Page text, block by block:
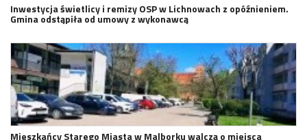
Inwestycja świetlicy i remizy OSP w Lichnowach z opóźnieniem.
Gmina odstąpiła od umowy z wykonawcą
Mieszkańcy Starego Miasta w Malborku walczą o miejsca